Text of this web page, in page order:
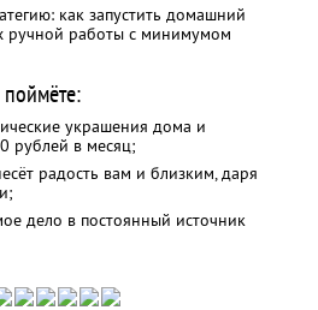
как запустить домашний
ручной работы с минимумом
украшения дома и
рублей в месяц;
радость вам и близким, даря
дело в постоянный источник